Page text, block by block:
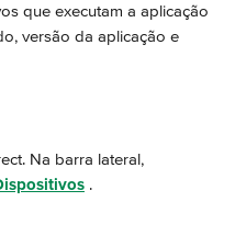
que executam a aplicação
versão da aplicação e
Na barra lateral,
.